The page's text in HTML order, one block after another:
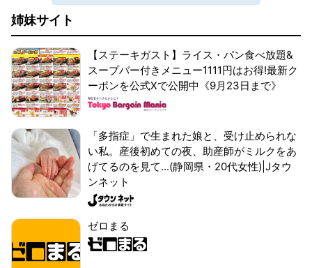
姉妹サイト
【ステーキガスト】ライス・パン食べ放題&
スープバー付きメニュー1111円はお得!最新ク
ーポンを公式Xで公開中《9月23日まで》
「多指症」で生まれた娘と、受け止められな
い私。産後初めての夜、助産師がミルクをあ
げてるのを見て...(静岡県・20代女性)|Jタウ
ンネット
ゼロまる